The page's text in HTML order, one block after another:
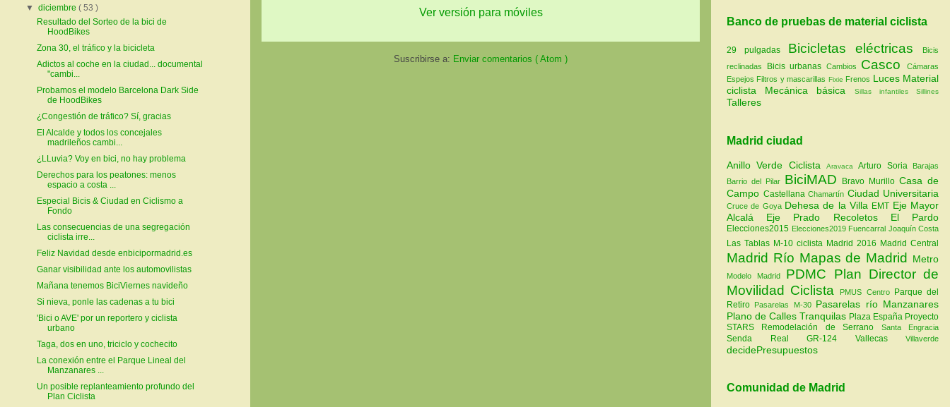
Ver versión para móviles
Suscribirse a: Enviar comentarios ( Atom )
▼diciembre( 53 )
Resultado del Sorteo de la bici de
HoodBikes
Zona 30, el tráfico y la bicicleta
Adictos al coche en la ciudad... documental
"cambi...
Probamos el modelo Barcelona Dark Side
de HoodBikes
¿Congestión de tráfico? Sí, gracias
El Alcalde y todos los concejales
madrileños cambi...
¿LLuvia? Voy en bici, no hay problema
Derechos para los peatones: menos
espacio a costa ...
Especial Bicis & Ciudad en Ciclismo a
Fondo
Las consecuencias de una segregación
ciclista irre...
Feliz Navidad desde enbicipormadrid.es
Ganar visibilidad ante los automovilistas
Mañana tenemos BiciViernes navideño
Si nieva, ponle las cadenas a tu bici
'Bici o AVE' por un reportero y ciclista
urbano
Taga, dos en uno, triciclo y cochecito
La conexión entre el Parque Lineal del
Manzanares ...
Un posible replanteamiento profundo del
Plan Ciclista
Banco de pruebas de material ciclista
29 pulgadas Bicicletas eléctricas
Bicis
reclinadas
Bicis urbanas Cambios Casco
Cámaras
Espejos Filtros y mascarillas Fixie Frenos Luces Material
ciclista
Mecánica básica Sillas infantiles Sillines
Talleres
Madrid ciudad
Anillo Verde Ciclista AravacaArturo Soria
Barajas
Barrio del Pilar BiciMAD Bravo MurilloCasa de
Campo Castellana Chamartín Ciudad Universitaria
Cruce de Goya Dehesa de la Villa EMT Eje Mayor
Alcalá Eje Prado Recoletos El Pardo
Elecciones2015 Elecciones2019 Fuencarral Joaquín Costa
Las Tablas M-10 ciclista Madrid 2016 Madrid Central
Madrid Río Mapas de Madrid Metro
Modelo Madrid PDMC Plan Director de
Movilidad Ciclista
PMUS Centro Parque del
Retiro Pasarelas M-30 Pasarelas río Manzanares
Plano de Calles Tranquilas Plaza España Proyecto
STARS Remodelación de Serrano Santa Engracia
Senda Real GR-124 Vallecas Villaverde
decidePresupuestos
Comunidad de Madrid